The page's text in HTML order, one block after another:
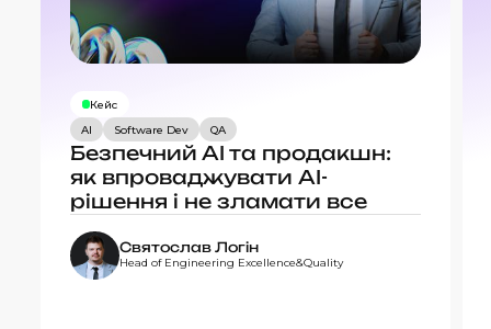
Кейс
AI
Software Dev QA
Безпечний АІ та продакшн:
як впроваджувати AI-
рішення і не зламати все
Святослав Логін
Head of Engineering Excellence&Quality